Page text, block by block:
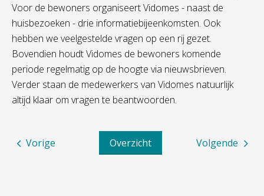
Voor de bewoners organiseert Vidomes - naast de
huisbezoeken - drie informatiebijeenkomsten. Ook
hebben we veelgestelde vragen op een rij gezet.
Bovendien houdt Vidomes de bewoners komende
periode regelmatig op de hoogte via nieuwsbrieven.
Verder staan de medewerkers van Vidomes natuurlijk
altijd klaar om vragen te beantwoorden.
Volgende
Overzicht
Vorige